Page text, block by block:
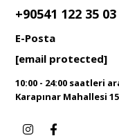
+90541 122 35 03
E-Posta
[email protected]
10:00 - 24:00 saatleri
Karapınar Mahallesi